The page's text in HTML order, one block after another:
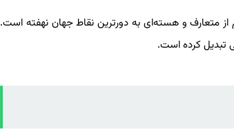
از متعارف و هسته‌ای به دورترین نقاط جهان نهفته است.
تبدیل کرده است.